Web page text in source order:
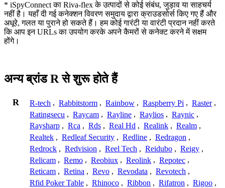
* iSpyConnect का Riva-flex के उत्पादों से कोई संबंध, जुड़ाव या साहचर्य
नहीं है। यहाँ दी गई कनेक्शन विवरण समुदाय द्वारा क्राउडसोर्स किए गए हैं और
अधूरे, गलत या पुराने हो सकते हैं। हम कोई गारंटी या वारंटी प्रदान नहीं करते
कि आप इन URLs का उपयोग करके अपने कैमरों से कनेक्ट करने में सक्षम
होंगे।
अन्य ब्रांड R से शुरू होते हैं
R R-tech , Rabbitstorm , Rainbow , Raspberry Pi , Raster ,
Ratingsecu , Raycam , Rayline , Raylios , Raynic ,
Raysharp , Rca , Rds , Real Hd , Realink , Realm ,
Realtek , Redleaf Security , Redline , Redragon ,
Redrock , Redvision , Reel Tech , Reidubo , Reigy ,
Relicam , Remo , Reobiux , Reolink , Repotec ,
Reticam , Retina , Revo , Revodata , Revotech ,
Rfid Poker Table , Rhinoco , Ribbon , Rifatron , Rigoo ,